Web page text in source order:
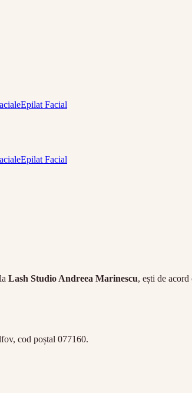
Epilat Facial
Epilat Facial
Lash Studio Andreea Marinescu, ești de
cod poștal 077160.